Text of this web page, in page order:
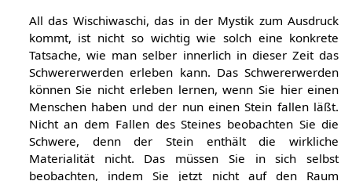
All das Wischiwaschi, das in der Mystik zum Ausdruck
kommt, ist nicht so wichtig wie solch eine konkrete
Tatsache, wie man selber innerlich in dieser Zeit das
Schwererwerden erleben kann. Das Schwererwerden
können Sie nicht erleben lernen, wenn Sie hier einen
Menschen haben und der nun einen Stein fallen läßt.
Nicht an dem Fallen des Steines beobachten Sie die
Schwere, denn der Stein enthält die wirkliche
Materialität nicht. Das müssen Sie in sich selbst
beobachten, indem Sie jetzt nicht auf den Raum